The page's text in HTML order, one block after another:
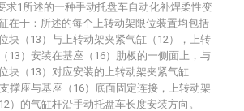
求1所述的一种手动托盘车自动化补焊柔性变
在于：所述的每个上转动架限位装置均包括
块（13）与上转动架夹紧气缸（12），上转
13）安装在基座（16）肋板的一侧面上，与
块（13）对应安装的上转动架夹紧气缸
支撑座与基座（16）底面固定连接，上转动架
）的气缸杆沿手动托盘车长度安装方向。